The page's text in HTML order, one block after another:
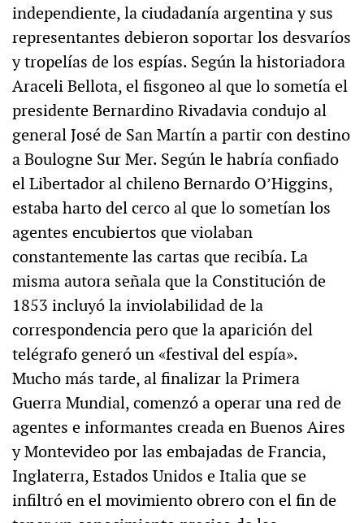
independiente, la ciudadanía argentina y sus
representantes debieron soportar los desvaríos
y tropelías de los espías. Según la historiadora
Araceli Bellota, el fisgoneo al que lo sometía el
presidente Bernardino Rivadavia condujo al
general José de San Martín a partir con destino
a Boulogne Sur Mer. Según le habría confiado
el Libertador al chileno Bernardo O’Higgins,
estaba harto del cerco al que lo sometían los
agentes encubiertos que violaban
constantemente las cartas que recibía. La
misma autora señala que la Constitución de
1853 incluyó la inviolabilidad de la
correspondencia pero que la aparición del
telégrafo generó un «festival del espía».
Mucho más tarde, al finalizar la Primera
Guerra Mundial, comenzó a operar una red de
agentes e informantes creada en Buenos Aires
y Montevideo por las embajadas de Francia,
Inglaterra, Estados Unidos e Italia que se
infiltró en el movimiento obrero con el fin de